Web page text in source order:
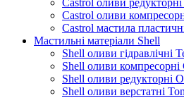
Castrol оливи
Castrol оливи
Castrol мастила
Мастильні матеріали Shell
Shell оливи гідравлічні
Shell оливи компресорні
Shell оливи редукторні
Shell оливи верстатні